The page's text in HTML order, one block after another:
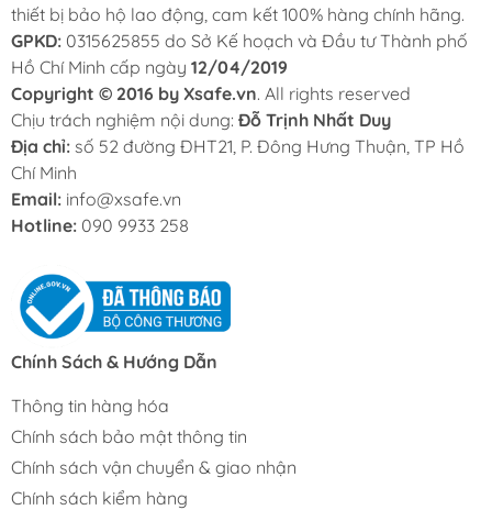
thiết bị bảo hộ lao động, cam kết 100% hàng chính hãng.
GPKD: 0315625855 do Sở Kế hoạch và Đầu tư Thành phố
Hồ Chí Minh cấp ngày 12/04/2019
Copyright © 2016 by Xsafe.vn. All rights reserved
Chịu trách nghiệm nội dung: Đỗ Trịnh Nhất Duy
Địa chỉ: số 52 đường ĐHT21, P. Đông Hưng Thuận, TP Hồ
Chí Minh
Email: info@xsafe.vn
Hotline: 090 9933 258
Chính Sách & Hướng Dẫn
Thông tin hàng hóa
Chính sách bảo mật thông tin
Chính sách vận chuyển & giao nhận
Chính sách kiểm hàng